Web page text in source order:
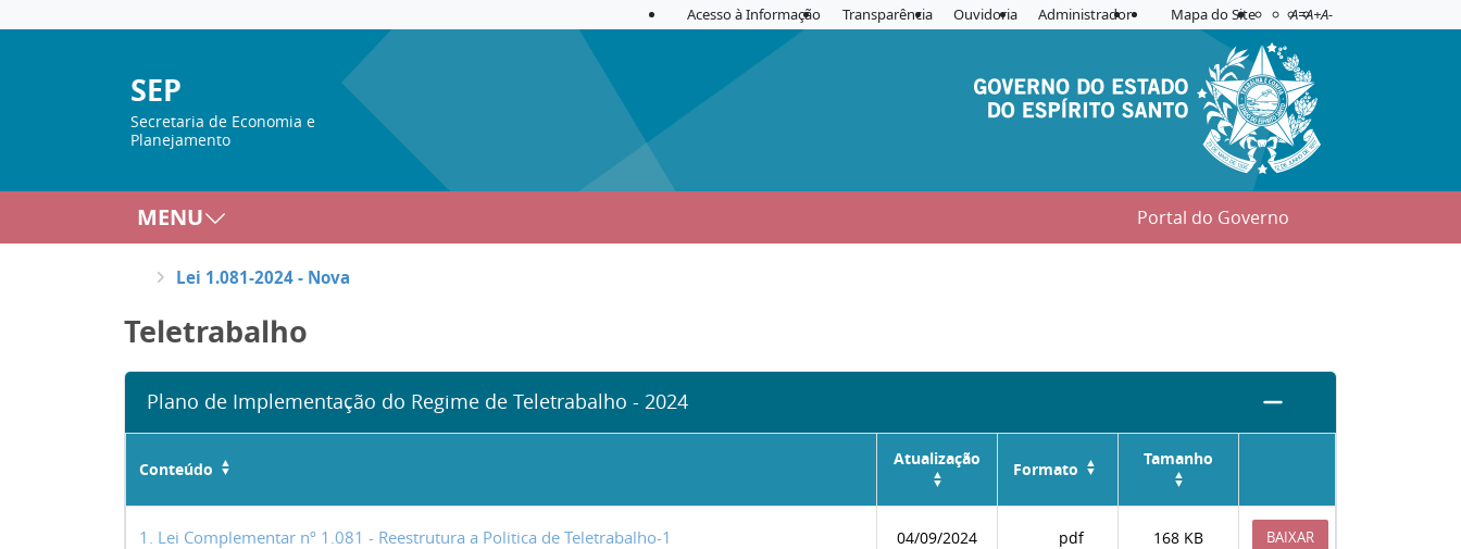
Acesso à Informação Transparência Ouvidoria Administrador Mapa do Site Acessibilidade
Aplicar contraste
A=A+A-
SEP
Secretaria de Economia e
Planejamento
MENU Portal do Governo
Lei 1.081-2024 - Nova
Teletrabalho
Plano de Implementação do Regime de Teletrabalho - 2024
Conteúdo
Atualização
Formato
Tamanho
1. Lei Complementar nº 1.081 - Reestrutura a Politica de Teletrabalho-1 04/09/2024 pdf 168 KB BAIXAR